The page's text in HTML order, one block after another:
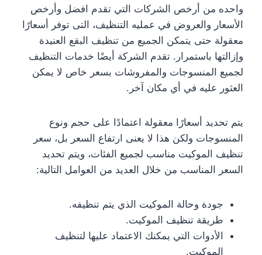
واحده من أرخص الشركات التي تقدم افضل وأرخص
الأسعار والعروض في عمليه التنظيف، التى توفر أسعارًا
معقولة حتى يتمكن الجميع من تنظيف البقع العنيدة
وإزالتها باستمرار. تقدم الشركة أيضًا خدمات التنظيف
لجميع المنسوجات والمفروشات بسعر خاص لا يمكن
العثور عليه في أي مكان آخر.
يتم تحديد أسعارًا معقولة اعتمادًا على حجم ونوع
المنسوجات ولكن هذا لا يعنى ارتفاع السعر بل، سعر
تنظيف الموكيت مناسب لجميع الفئات، ويتم تحديد
السعر المناسب من خلال العديد من العوامل التالية:
جودة وحالة الموكيت الذي يتم تنظيفه.
طريقة تنظيف الموكيت.
الأدوات التي يمكنك الاعتماد عليها لتنظيف
الموكيت.